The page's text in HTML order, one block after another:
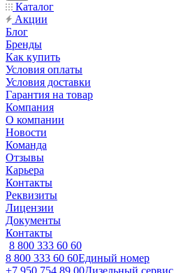
Каталог
Акции
Блог
Бренды
Как купить
Условия оплаты
Условия доставки
Гарантия на товар
Компания
О компании
Новости
Команда
Отзывы
Карьера
Контакты
Реквизиты
Лицензии
Документы
Контакты
8 800 333 60 60
8 800 333 60 60Единый номер
+7 950 754 89 00Дизельный сервис